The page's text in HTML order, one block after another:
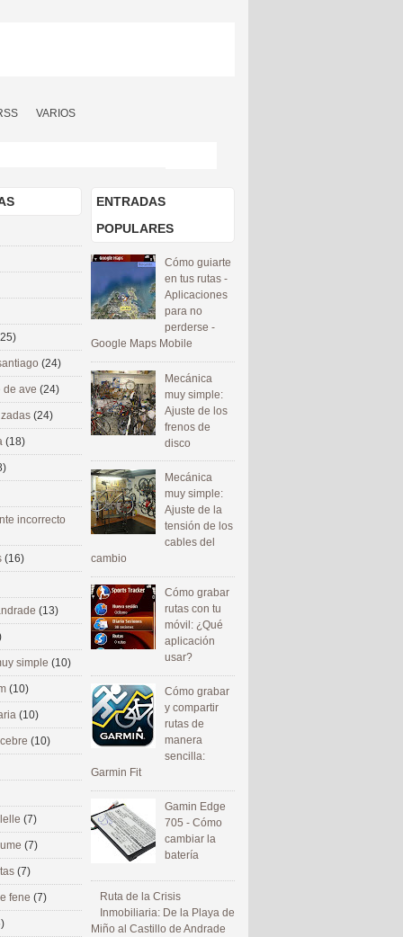
VARIOS
ENTRADAS
POPULARES
Cómo guiarte
en tus rutas -
Aplicaciones
para no
perderse -
Google Maps Mobile
Mecánica
muy simple:
Ajuste de los
frenos de
disco
Mecánica
muy simple:
Ajuste de la
tensión de los
cables del
cambio
Cómo grabar
rutas con tu
móvil: ¿Qué
aplicación
usar?
Cómo grabar
y compartir
rutas de
manera
sencilla:
Garmin Fit
Gamin Edge
705 - Cómo
cambiar la
batería
Ruta de la Crisis
Inmobiliaria: De la Playa de
Miño al Castillo de Andrade
(24)
de ave (24)
(24)
(18)
incorrecto
(16)
(13)
simple (10)
(10)
(10)
(10)
(7)
(7)
(7)
fene (7)